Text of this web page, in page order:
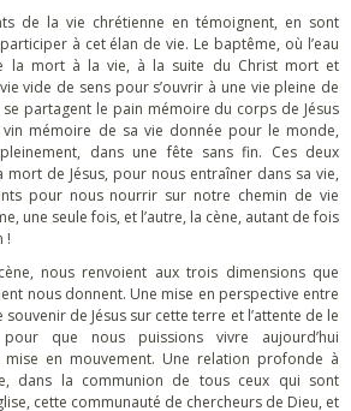
de la vie chrétienne en témoignent, en sont
à cet élan de vie. Le baptême, où l’eau
la mort à la vie, à la suite du Christ mort et
vide de sens pour s’ouvrir à une vie pleine de
partagent le pain mémoire du corps de Jésus
mémoire de sa vie donnée pour le monde,
dans une fête sans fin. Ces deux
mort de Jésus, pour nous entraîner dans sa vie,
pour nous nourrir sur notre chemin de vie
une seule fois, et l’autre, la cène, autant de fois
!
nous renvoient aux trois dimensions que
nous donnent. Une mise en perspective entre
de Jésus sur cette terre et l’attente de le
que nous puissions vivre aujourd’hui
en mouvement. Une relation profonde à
dans la communion de tous ceux qui sont
cette communauté de chercheurs de Dieu, et